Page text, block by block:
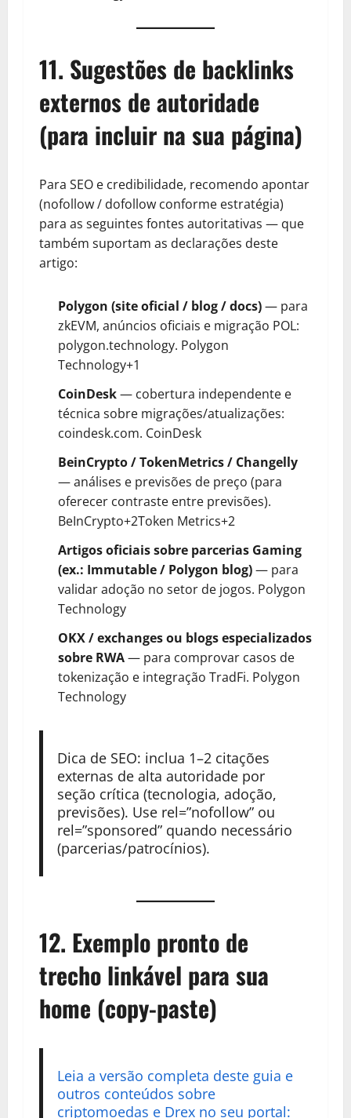
11. Sugestões de backlinks
externos de autoridade
(para incluir na sua página)
Para SEO e credibilidade, recomendo apontar
(nofollow / dofollow conforme estratégia)
para as seguintes fontes autoritativas — que
também suportam as declarações deste
artigo:
Polygon (site oficial / blog / docs)— para
zkEVM, anúncios oficiais e migração POL:
polygon.technology. Polygon
Technology+1
CoinDesk— cobertura independente e
técnica sobre migrações/atualizações:
coindesk.com. CoinDesk
BeinCrypto / TokenMetrics / Changelly
— análises e previsões de preço (para
oferecer contraste entre previsões).
BeInCrypto+2Token Metrics+2
Artigos oficiais sobre parcerias Gaming
(ex.: Immutable / Polygon blog)— para
validar adoção no setor de jogos. Polygon
Technology
OKX / exchanges ou blogs especializados
sobre RWA— para comprovar casos de
tokenização e integração TradFi. Polygon
Technology
Dica de SEO: inclua 1–2 citações
externas de alta autoridade por
seção crítica (tecnologia, adoção,
previsões). Use rel=”nofollow” ou
rel=”sponsored” quando necessário
(parcerias/patrocínios).
12. Exemplo pronto de
trecho linkável para sua
home (copy-paste)
Leia a versão completa deste guia e
outros conteúdos sobre
criptomoedas e Drex no seu portal: